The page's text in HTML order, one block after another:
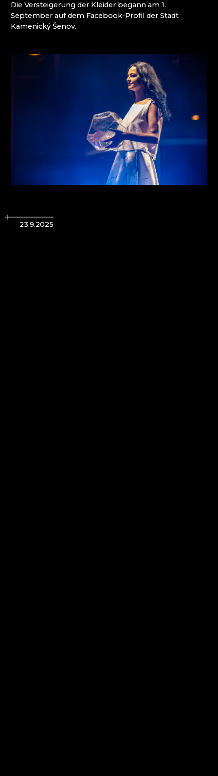
Die Versteigerung der Kleider begann am 1.
September auf dem Facebook-Profil der Stadt
Kamenický Šenov.
23.9.2025